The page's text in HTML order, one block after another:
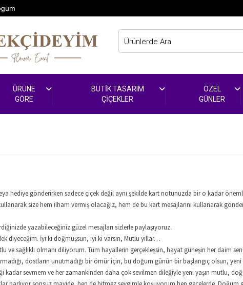
ÜRÜNE
GÖRE
BUTİK TASARIM
ÇİÇEKLER
ÖZEL
GÜNLER
hediye gönderirken sadece çiçek değil aynı şekilde kart notunuzda bir o kadar
size hem ilham vermiş olacağız, hem de bu kart mesajlarını kullanarak
yazabileceğiniz güzel mesajları sizlerle paylaşıyoruz.
diyeceğim. İyi ki doğmuşsun, iyi ki varsın, Mutlu yıllar…
ve sağlıklı olmanı diliyorum. Tüm hayallerin gerçekleşsin, hayat güneşin her daim
dostların unutmadığı bir ömür için, bu doğum günün bir başlangıç olsun,
kadar sevmem ve her zamankinden daha çok sevilmen dileğiyle yeni yaşın mutlu,